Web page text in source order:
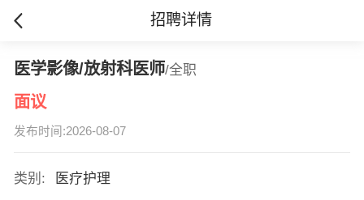
招聘详情
医学影像/放射科医师/全职
面议
发布时间:2026-08-07
类别:
医疗护理